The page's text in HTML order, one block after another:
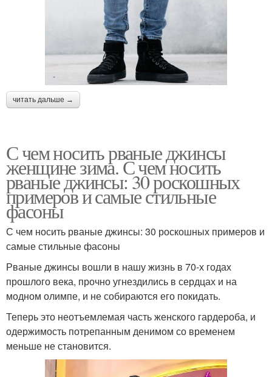
читать дальше →
С чем носить рваные джинсы
женщине зима. С чем носить
рваные джинсы: 30 роскошных
примеров и самые стильные
фасоны
С чем носить рваные джинсы: 30 роскошных примеров и
самые стильные фасоны
Рваные джинсы вошли в нашу жизнь в 70-х годах
прошлого века, прочно угнездились в сердцах и на
модном олимпе, и не собираются его покидать.
Теперь это неотъемлемая часть женского гардероба, и
одержимость потрепанным денимом со временем
меньше не становится.